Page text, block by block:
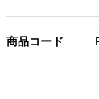
商品コード